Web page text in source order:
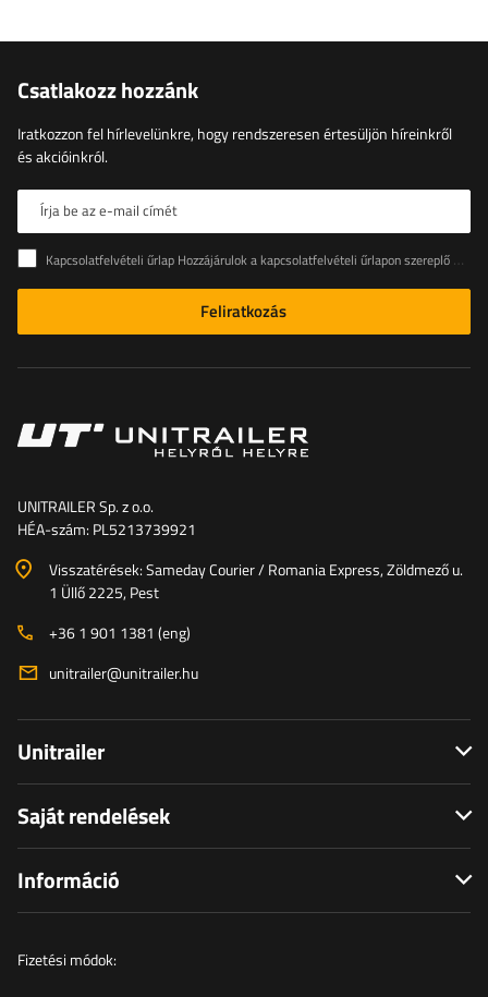
Csatlakozz hozzánk
Iratkozzon fel hírlevelünkre, hogy rendszeresen értesüljön híreinkről
és akcióinkról.
Írja be az e-mail címét
Kapcsolatfelvételi űrlap Hozzájárulok a kapcsolatfelvételi űrlapon szereplő személyes adataimnak az Európai Parlament és a Tanács (EU) rendeletével összhangban történő kezeléséhez
Feliratkozás
UNITRAILER Sp. z o.o.
HÉA-szám: PL5213739921
Visszatérések: Sameday Courier / Romania Express, Zöldmező u.
1 Üllő 2225, Pest
+36 1 901 1381 (eng)
unitrailer@unitrailer.hu
Unitrailer
Saját rendelések
Információ
Fizetési módok: